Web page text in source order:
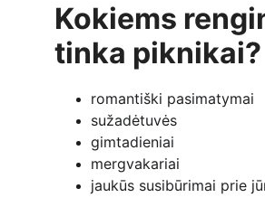
Kokiems
tinka piknikai?
romantiški pasimatymai
sužadėtuvės
gimtadieniai
mergvakariai
jaukūs susibūrimai prie